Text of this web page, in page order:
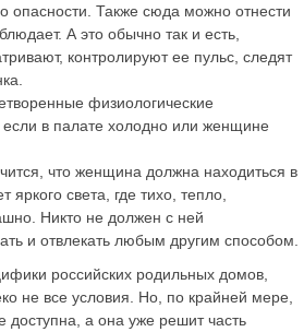
опасности. Также сюда можно отнести
А это обычно так и есть,
контролируют ее пульс, следят
физиологические
в палате холодно или женщине
что женщина должна находиться в
света, где тихо, тепло,
Никто не должен с ней
и отвлекать любым другим способом.
российских родильных домов,
не все условия. Но, по крайней мере,
доступна, а она уже решит часть